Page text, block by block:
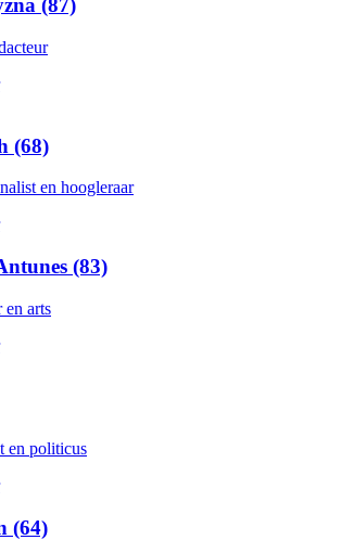
(87)
(68)
en hoogleraar
(83)
en arts
en politicus
(64)